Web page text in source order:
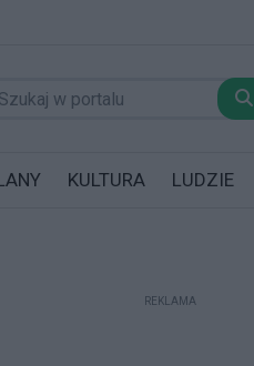
KULTURA LUDZIE
REKLAMA